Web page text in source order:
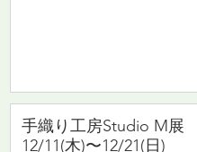
手織り工房Studio M展
12/11(木)〜12/21(日)